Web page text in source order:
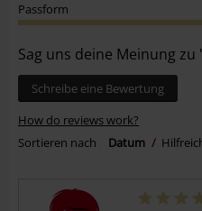
Passform
Sag uns deine Meinung
Schreibe eine Bewertung
How do reviews work?
Sortieren nach
Datum